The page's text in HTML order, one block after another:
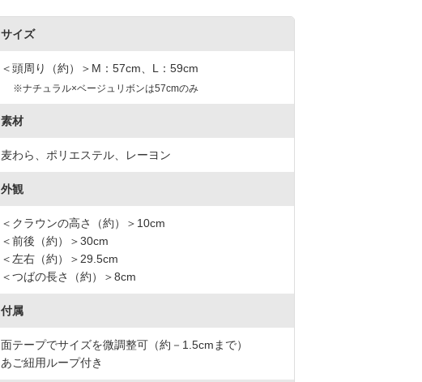
サイズ
＜頭周り（約）＞M：57cm、L：59cm
※ナチュラル×ベージュリボンは57cmのみ
素材
麦わら、ポリエステル、レーヨン
外観
＜クラウンの高さ（約）＞10cm
＜前後（約）＞30cm
＜左右（約）＞29.5cm
＜つばの長さ（約）＞8cm
付属
面テープでサイズを微調整可（約－1.5cmまで）
あご紐用ループ付き